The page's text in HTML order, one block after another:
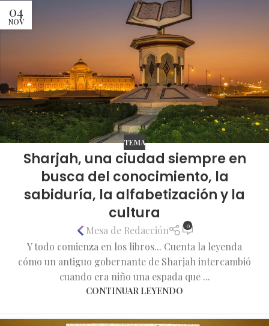
04
NOV
TEMA
Sharjah, una ciudad siempre en
busca del conocimiento, la
sabiduría, la alfabetización y la
cultura
Mesa de Redacción 0
Y todo comienza en los libros... Cuenta la leyenda
cómo un antiguo gobernante de Sharjah intercambió
cuando era niño una espada que ...
CONTINUAR LEYENDO